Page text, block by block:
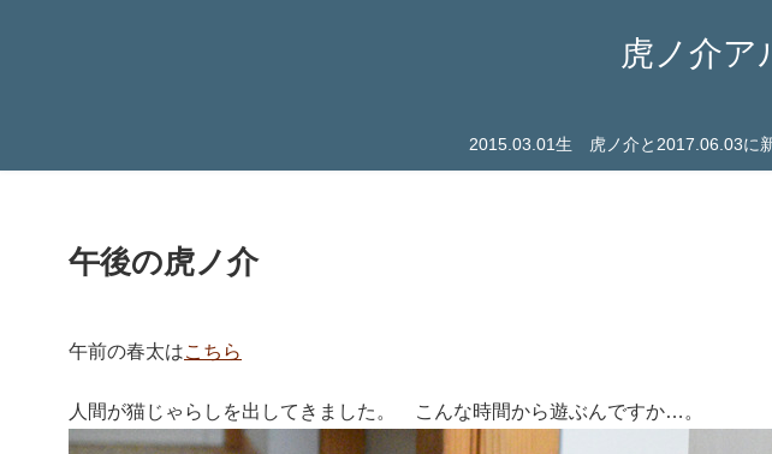
虎ノ介ア
2015.03.01生 虎ノ介と2017.06.03に
午後の虎ノ介
午前の春太はこちら
人間が猫じゃらしを出してきました。 こんな時間から遊ぶんですか…。